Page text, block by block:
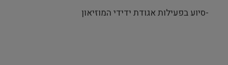
-סיוע בפעילות אגודת ידידי המוזיאון